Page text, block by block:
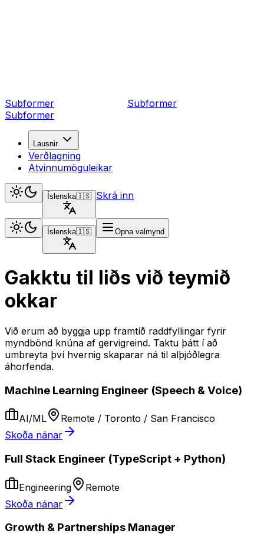
Subformer Subformer
Subformer
Lausnir
Verðlagning
Atvinnumöguleikar
Íslenska🇮🇸 Skrá inn
Íslenska🇮🇸 Opna valmynd
Gakktu til liðs við teymið
okkar
Við erum að byggja upp framtíð raddfyllingar fyrir
myndbönd knúna af gervigreind. Taktu þátt í að
umbreyta því hvernig skaparar ná til alþjóðlegra
áhorfenda.
Machine Learning Engineer (Speech & Voice)
AI/ML
Remote / Toronto / San Francisco
Skoða nánar
Full Stack Engineer (TypeScript + Python)
Engineering
Remote
Skoða nánar
Growth & Partnerships Manager